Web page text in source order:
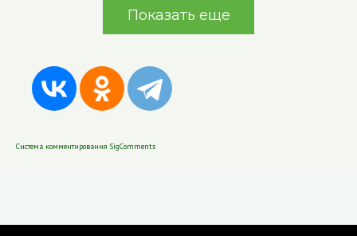
Показать еще
Система комментирования SigComments